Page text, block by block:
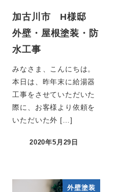
加古川市 H様邸
外壁・屋根塗装・防
水工事
みなさま、こんにちは。
本日は、昨年末に給湯器
工事をさせていただいた
際に、お客様より依頼を
いただいた外 […]
2020年5月29日
外壁塗装